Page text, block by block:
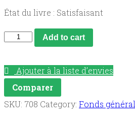
État du livre : Satisfaisant
Le
ses
possibilités,
ses
Add to cart
Ajouter à la liste d’envies
Comparer
SKU: 708 Category: Fonds général